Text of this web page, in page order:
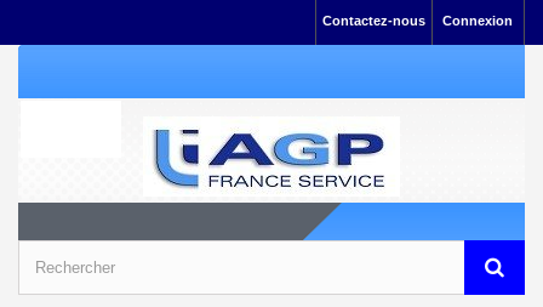
Connexion
Contactez-nous